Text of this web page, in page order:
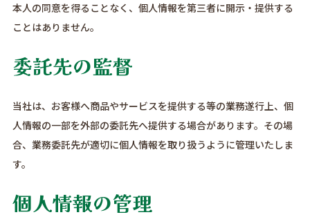
本人の同意を得ることなく、個人情報を第三者に開示・提供する
ことはありません。
委託先の監督
当社は、お客様へ商品やサービスを提供する等の業務遂行上、個
人情報の一部を外部の委託先へ提供する場合があります。その場
合、業務委託先が適切に個人情報を取り扱うように管理いたしま
す。
個人情報の管理